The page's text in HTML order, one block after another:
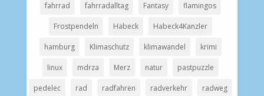
fahrrad fahrradalltag Fantasy flamingos
Frostpendeln Habeck Habeck4Kanzler
hamburg Klimaschutz klimawandel krimi
linux mdrza Merz natur pastpuzzle
pedelec rad radfahren radverkehr radweg